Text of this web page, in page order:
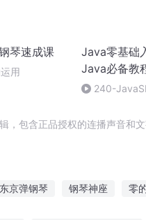
琴速成课
用
Java零基础
Java必备教
240-
包含正品授权的连播声音和
京弹钢琴 钢琴神座 零